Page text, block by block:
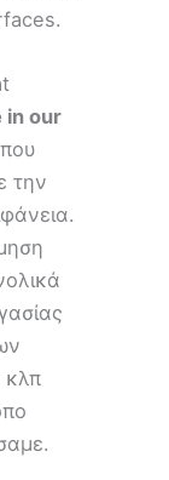
in our
την
κλπ